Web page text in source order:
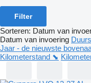
Filter
Sorteren: Datum van
Datum van invoering
Jaar - de nieuwste
Kilometerstand ⬊